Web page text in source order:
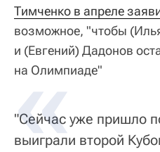
Тимченко в апреле
возможное, "чтобы
и (Евгений) Дадонов
на Олимпиаде"
"Сейчас уже пришло
выиграли второй